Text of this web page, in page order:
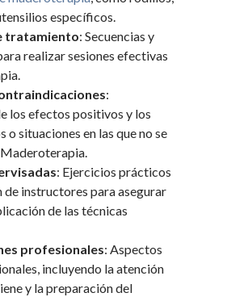
específicos.
tratamiento: Secuencias y
realizar sesiones efectivas
:
los efectos positivos y los
o situaciones en las que no se
: Ejercicios prácticos
de instructores para asegurar
de las técnicas
profesionales: Aspectos
incluyendo la atención
y la preparación del